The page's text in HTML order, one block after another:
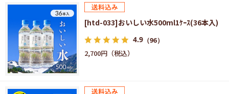
[htd-033]おいしい水500ml1ｹｰｽ(36本入)
4.9 （96）
2,700円